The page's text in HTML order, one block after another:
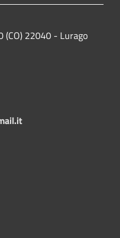
(CO) 22040 - Lurago